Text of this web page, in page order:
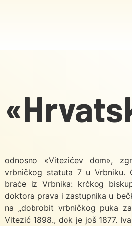
odnosno «Vitezićev dom»,
vrbničkog statuta 7 u Vrbniku.
braće iz Vrbnika: krčkog
doktora prava i zastupnika u
na „dobrobit vrbničkog puka
Vitezić 1898., dok je još 1877.